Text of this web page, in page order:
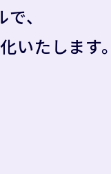
、
いたします。